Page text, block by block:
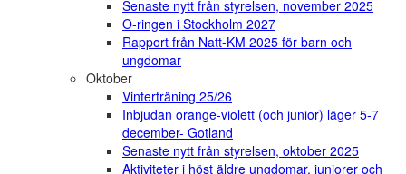
Senaste nytt från styrelsen, november 2025
O-ringen i Stockholm 2027
Rapport från Natt-KM 2025 för barn och
ungdomar
Oktober
Vinterträning 25/26
Inbjudan orange-violett (och junior) läger 5-7
december- Gotland
Senaste nytt från styrelsen, oktober 2025
Aktiviteter i höst äldre ungdomar, juniorer och